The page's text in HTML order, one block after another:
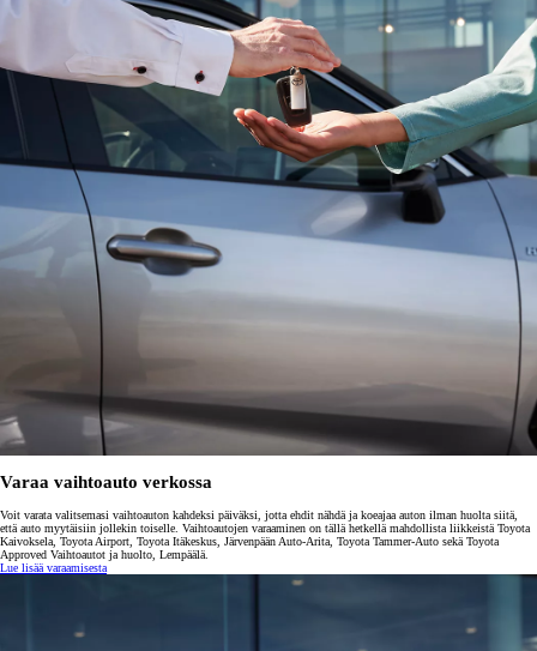
Varaa vaihtoauto verkossa
Voit varata valitsemasi vaihtoauton kahdeksi päiväksi, jotta ehdit nähdä ja koeajaa auton ilman huolta siitä,
että auto myytäisiin jollekin toiselle. Vaihtoautojen varaaminen on tällä hetkellä mahdollista liikkeistä Toyota
Kaivoksela, Toyota Airport, Toyota Itäkeskus, Järvenpään Auto-Arita, Toyota Tammer-Auto sekä Toyota
Approved Vaihtoautot ja huolto, Lempäälä.
Lue lisää varaamisesta